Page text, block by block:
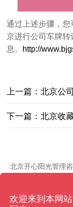
通过上述步骤，
京进行公司车牌
息。 http://
上一篇：北京公司
下一篇：北京收
北京开心阳光管理
联系地址：北京
欢迎来到本网